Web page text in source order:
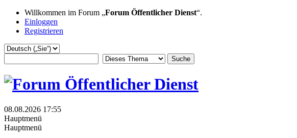
Willkommen im Forum „Forum Öffentlicher Dienst“.
Einloggen
Registrieren
08.08.2026 17:55
Hauptmenü
Hauptmenü